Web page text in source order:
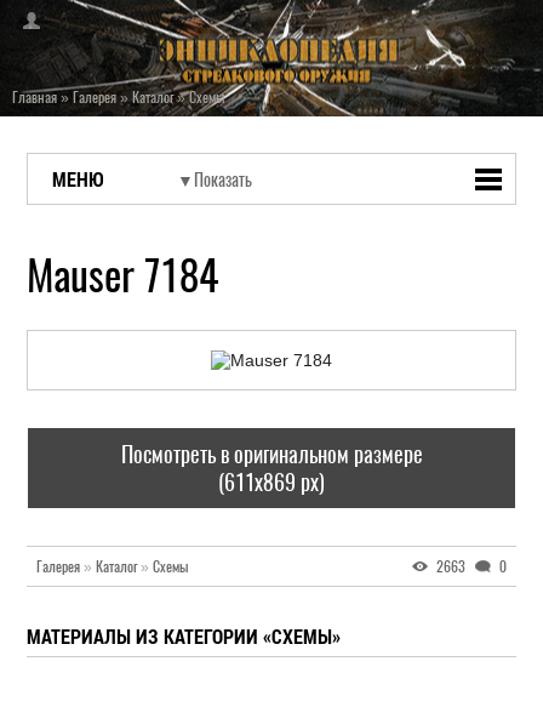
Главная»Галерея»Каталог»Схемы
МЕНЮ
Mauser 7184
Посмотреть в оригинальном размере
(611x869 px)
Галерея » Каталог» Схемы 2663 0
МАТЕРИАЛЫ ИЗ КАТЕГОРИИ «СХЕМЫ»